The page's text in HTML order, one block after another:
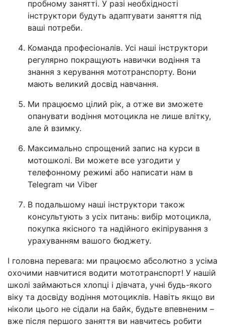
пробному занятті. У разі необхідності
інструктори будуть адаптувати заняття під
ваші потреби.
Команда професіоналів. Усі наші інструктори
регулярно покращують навички водіння та
знання з керування мототранспорту. Вони
мають великий досвід навчання.
Ми працюємо цілий рік, а отже ви зможете
опанувати водіння мотоцикла не лише влітку,
але й взимку.
Максимально спрощений запис на курси в
мотошколі. Ви можете все узгодити у
телефонному режимі або написати нам в
Telegram чи Viber
В подальшому наші інструктори також
консультують з усіх питань: вибір мотоцикла,
покупка якісного та надійного екіпірування з
урахуванням вашого бюджету.
І головна перевага: ми працюємо абсолютно з усіма
охочими навчитися водити мототранспорт! У нашій
школі займаються хлопці і дівчата, учні будь-якого
віку та досвіду водіння мотоциклів. Навіть якщо ви
ніколи цього не сідали на байк, будьте впевненим –
вже після першого заняття ви навчитесь робити